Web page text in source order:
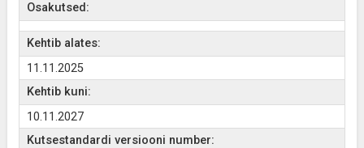
Osakutsed:
Kehtib alates:
11.11.2025
Kehtib kuni:
10.11.2027
Kutsestandardi versiooni number: